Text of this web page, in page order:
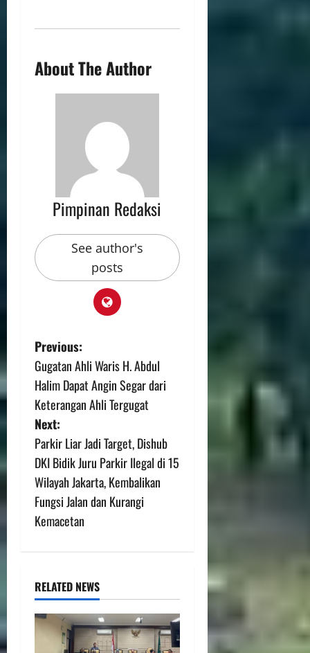
About The Author
Pimpinan Redaksi
See author's
posts
Previous:
Gugatan Ahli Waris H. Abdul
Halim Dapat Angin Segar dari
Keterangan Ahli Tergugat
Next:
Parkir Liar Jadi Target, Dishub
DKI Bidik Juru Parkir Ilegal di 15
Wilayah Jakarta, Kembalikan
Fungsi Jalan dan Kurangi
Kemacetan
RELATED NEWS